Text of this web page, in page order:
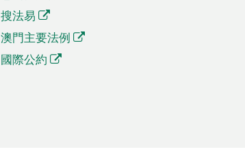
搜法易
澳門主要法例
國際公約